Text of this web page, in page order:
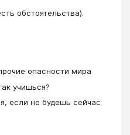
обстоятельства).
опасности мира
учишься?
если не будешь сейчас